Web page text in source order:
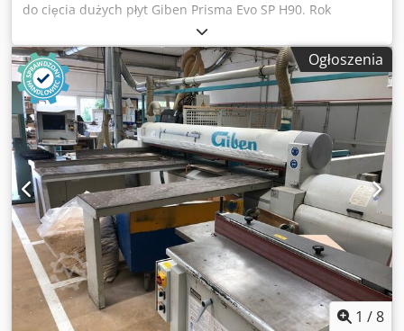
do cięcia dużych płyt Giben Prisma Evo SP H90. Rok
produkcji 2018. Djdpfozp R Smsx Agtowa Powierzchnia
cięcia 3800x3800 mm. Wysokość cięcia 90 mm. Silnik
główny 7,5 kW. Silnik do wstępnego nacinania 2,2 kW.
Wymiary całkowite: szerokość 6500 mm x głębokość 7700
mm. Chwytak z pneumatyczną regulacją. Boczne rolki
pozycjonujące, regulowane od góry. Pneumatyczny docisk.
Oprogramowanie optymalizacyjne w zestawie. Drukarka
etykiet z oprogramowaniem w zestawie. Stan bardzo
dobry. Dostępna od ręki.
Ogłoszenia
1 /8